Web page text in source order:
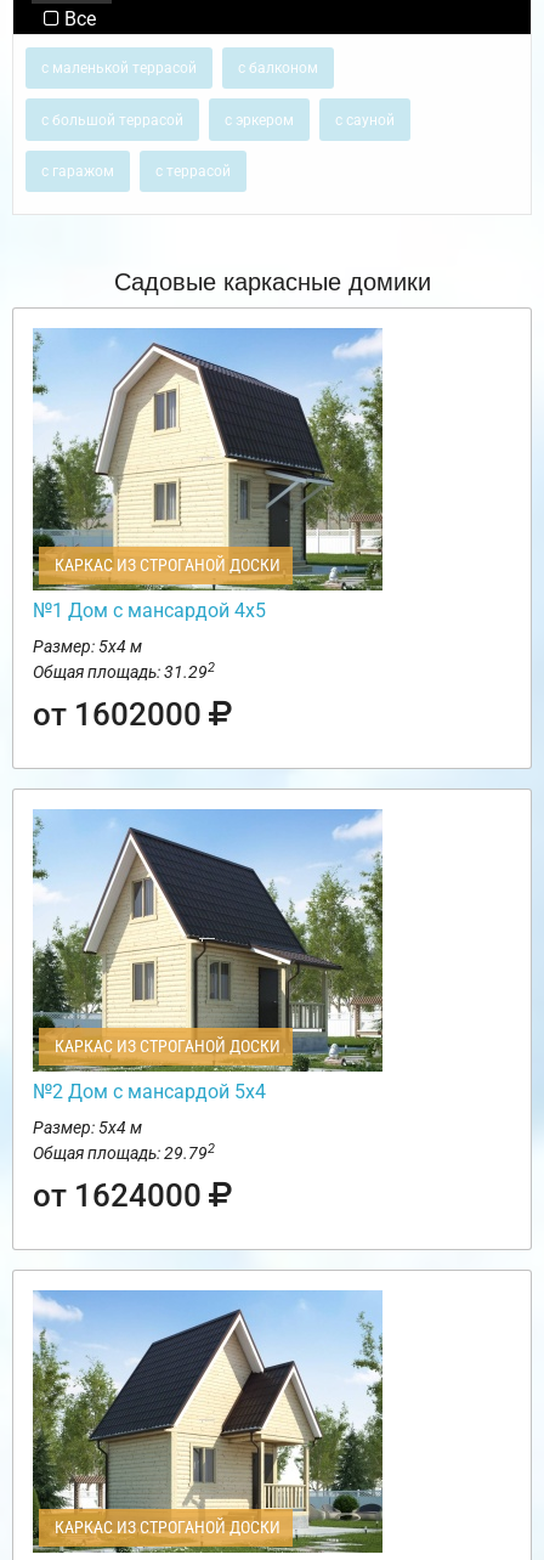
Все
с маленькой террасой с балконом
с большой террасой с эркером с сауной
с гаражом с террасой
Садовые каркасные домики
КАРКАС ИЗ СТРОГАНОЙ ДОСКИ
№1 Дом с мансардой 4х5
Размер: 5х4 м
Общая площадь: 31.292
от 1602000
КАРКАС ИЗ СТРОГАНОЙ ДОСКИ
№2 Дом с мансардой 5х4
Размер: 5х4 м
Общая площадь: 29.792
от 1624000
КАРКАС ИЗ СТРОГАНОЙ ДОСКИ